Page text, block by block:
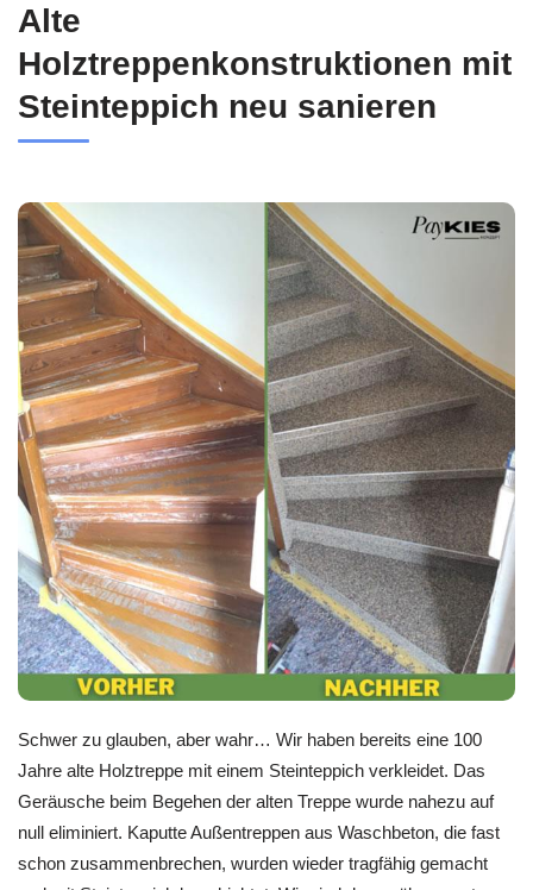
Alte
Holztreppenkonstruktionen mit
Steinteppich neu sanieren
Schwer zu glauben, aber wahr… Wir haben bereits eine 100
Jahre alte Holztreppe mit einem Steinteppich verkleidet. Das
Geräusche beim Begehen der alten Treppe wurde nahezu auf
null eliminiert. Kaputte Außentreppen aus Waschbeton, die fast
schon zusammenbrechen, wurden wieder tragfähig gemacht